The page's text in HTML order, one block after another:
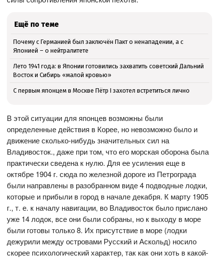
Ещё по теме
Почему с Германией был заключён Пакт о ненападении, а с
Японией – о нейтралитете
Лето 1941 года: в Японии готовились захватить советский Дальний
Восток и Сибирь «малой кровью»
С первым японцем в Москве Пётр I захотел встретиться лично
В этой ситуации для японцев возможны были
определенные действия в Корее, но невозможно было и
движение сколько-нибудь значительных сил на
Владивосток., даже при том, что его морская оборона была
практически сведена к нулю. Для ее усиления еще в
октябре 1904 г. сюда по железной дороге из Петрограда
были направлены в разобранном виде 4 подводные лодки,
которые и прибыли в город в начале декабря. К марту 1905
г., т. е. к началу навигации, во Владивосток было прислано
уже 14 лодок, все они были собраны, но к выходу в море
были готовы только 8. Их присутствие в море (лодки
дежурили между островами Русский и Аскольд) носило
скорее психологический характер, так как они хоть в какой-